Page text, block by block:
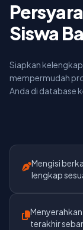
Siswa
Siapkan
mempermudah
Anda di database
Mengisi
lengkap
terakhir